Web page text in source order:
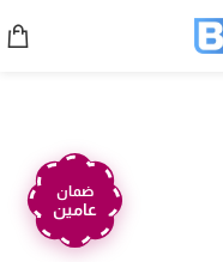
ضمان
عامين